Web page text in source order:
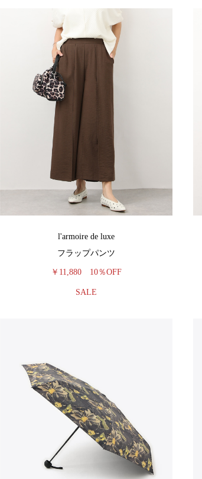
l'armoire de luxe
フラップパンツ
￥11,880 10％OFF
SALE